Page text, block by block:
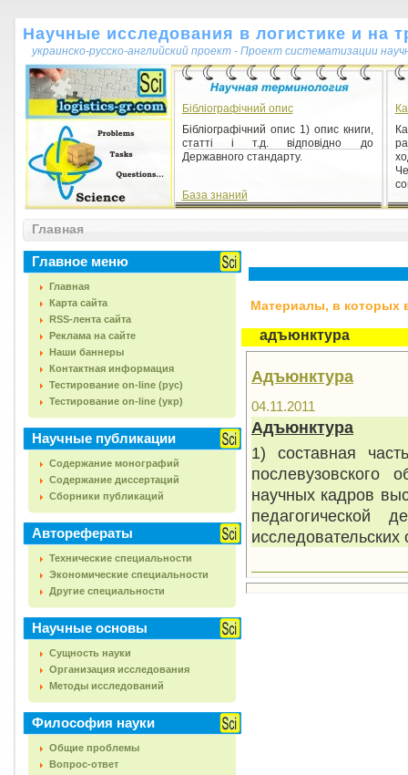
Научные исследования в логистике и на
украинско-русско-английский проект - Проект систематизации
Бібліографічний опис
Бібліографічний опис 1) опис книги,
статті і т.д. відповідно до
Державного стандарту.
База знаний
База знаний 1) [англ. knowledge
и позволяющая отвечать на ...
Главная
Главное меню
Главная
Карта сайта
RSS-лента сайта
Реклама на сайте
Наши баннеры
Контактная информация
Тестирование on-line (рус)
Тестирование on-line (укр)
Научные публикации
Содержание монографий
Содержание диссертаций
Сборники публикаций
Авторефераты
Технические специальности
Экономические специальности
Другие специальности
Научные основы
Сущность науки
Организация исследования
Методы исследований
Философия науки
Общие проблемы
Вопрос-ответ
Материалы, в которых
адъюнктура
Адъюнктура
04.11.2011
Адъюнктура
1) составная
послевузовского
научных кадров
педагогической
исследовательских